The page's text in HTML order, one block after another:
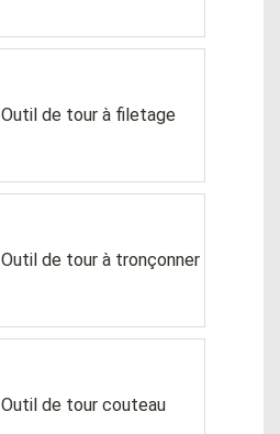
Outil de tour à filetage
Outil de tour à tronçonner
Outil de tour couteau